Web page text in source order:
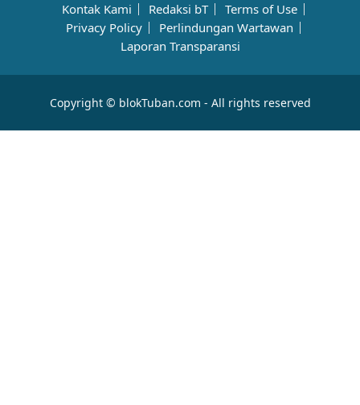
Kontak Kami
Redaksi bT
Terms of Use
Privacy Policy
Perlindungan Wartawan
Laporan Transparansi
Copyright © blokTuban.com - All rights reserved